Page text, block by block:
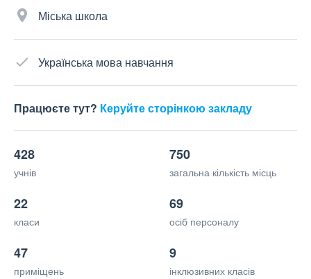
Міська школа
Українська мова навчання
Працюєте тут? Керуйте сторінкою закладу
428
учнів
750
загальна кількість місць
22
класи
69
осіб персоналу
47
приміщень
9
інклюзивних класів